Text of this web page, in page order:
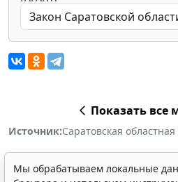
Показать все
Источник:Саратовская
Мы обрабатываем локальные